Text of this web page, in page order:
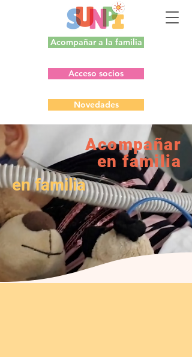
Acompañar a la familia
Acceso socios
Novedades
Acompañar
en familia
en familia